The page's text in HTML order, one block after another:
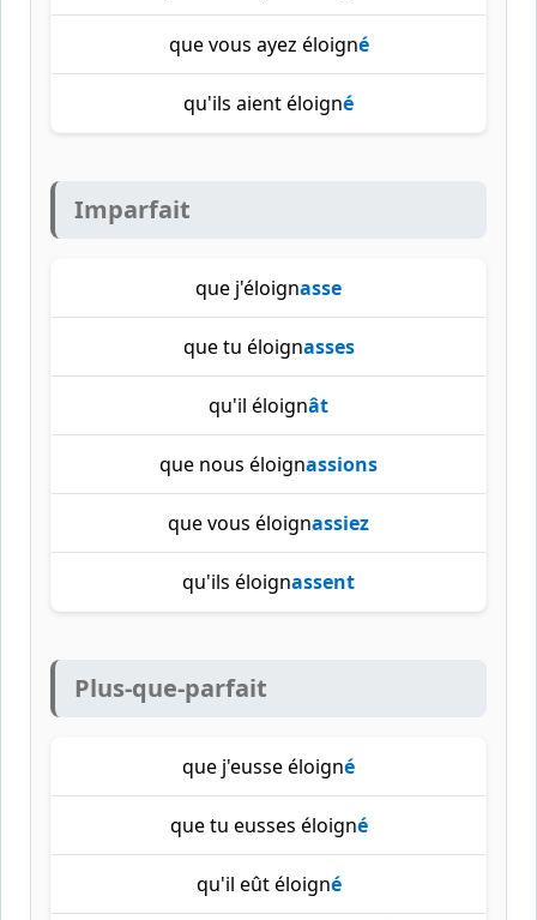
que vous ayez éloigné
qu'ils aient éloigné
Imparfait
que j'éloignasse
que tu éloignasses
qu'il éloignât
que nous éloignassions
que vous éloignassiez
qu'ils éloignassent
Plus-que-parfait
que j'eusse éloigné
que tu eusses éloigné
qu'il eût éloigné